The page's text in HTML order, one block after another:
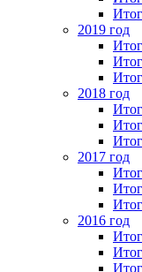
2019 год
2018 год
2017 год
2016 год